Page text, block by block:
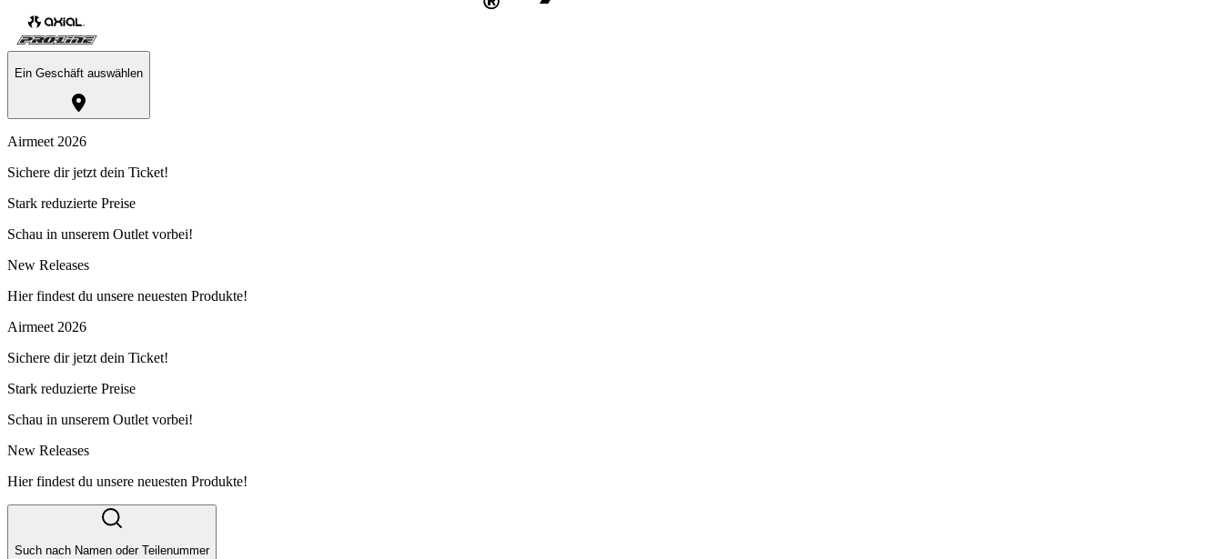
Ein Geschäft auswählen
Airmeet 2026
Sichere dir jetzt dein Ticket!
Stark reduzierte Preise
Schau in unserem Outlet vorbei!
New Releases
Hier findest du unsere neuesten Produkte!
Airmeet 2026
Sichere dir jetzt dein Ticket!
Stark reduzierte Preise
Schau in unserem Outlet vorbei!
New Releases
Hier findest du unsere neuesten Produkte!
Such nach Namen oder Teilenummer